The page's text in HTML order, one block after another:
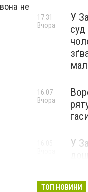
не
У
17:31
Вчора
16:07
Вчора
У
ТОП НОВИНИ